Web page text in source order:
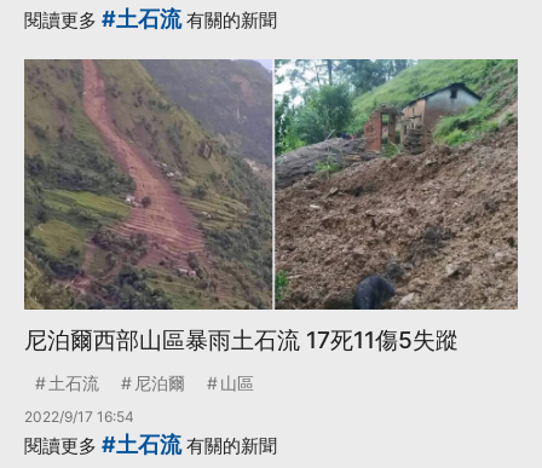
閱讀更多 #土石流有關的新聞
尼泊爾西部山區暴雨土石流 17死11傷5失蹤
土石流 尼泊爾 山區
2022/9/17 16:54
閱讀更多 #土石流有關的新聞